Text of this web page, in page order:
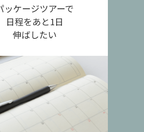
ッケージツアーで
日程をあと1日
伸ばしたい